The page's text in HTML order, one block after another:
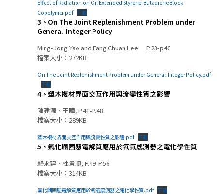
Effect of Radiation on Oil Extended Styrene-Butadiene Block
Copolymer.pdf 下載
3、On The Joint Replenishment Problem under
General-Integer Policy
Ming-Jong Yao and Fang Chuan Lee, P.23-p40
檔案大小：272KB
On The Joint Replenishment Problem under General-Integer Policy.pdf
下載
4、塑木複材界面交互作用與流變性質之影響
陳建源、王曄, P.41-P.48
檔案大小：289KB
塑木複材界面交互作用與流變性質之影響.pdf 下載
5、氟化鑭固態電解質應用於氧氣感測器之電化學性質
駱永建、杜景順, P.49-P.56
檔案大小：314KB
氟化鑭固態電解質應用於氧氣感測器之電化學性質.pdf 下載